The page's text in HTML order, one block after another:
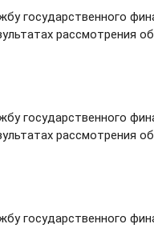
государственного
рассмотрения
государственного
рассмотрения
государственного